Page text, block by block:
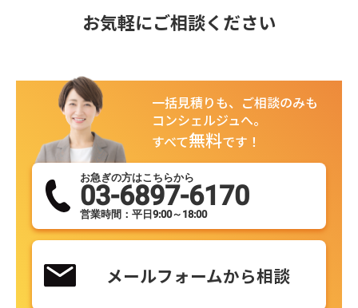
お気軽にご相談ください
一括見積りも、ご相談のみも
コンシェルジュへ。
すべて無料です！
お急ぎの方はこちらから
03-6897-6170
営業時間：平日9:00～18:00
メールフォームから相談